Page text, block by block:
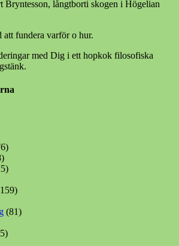
Bryntesson, långtborti skogen i Högelian
fundera varför o hur.
med Dig i ett hopkok filosofiska
(81)